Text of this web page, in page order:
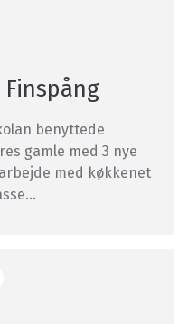
benyttede
gamle med 3 nye
med køkkenet